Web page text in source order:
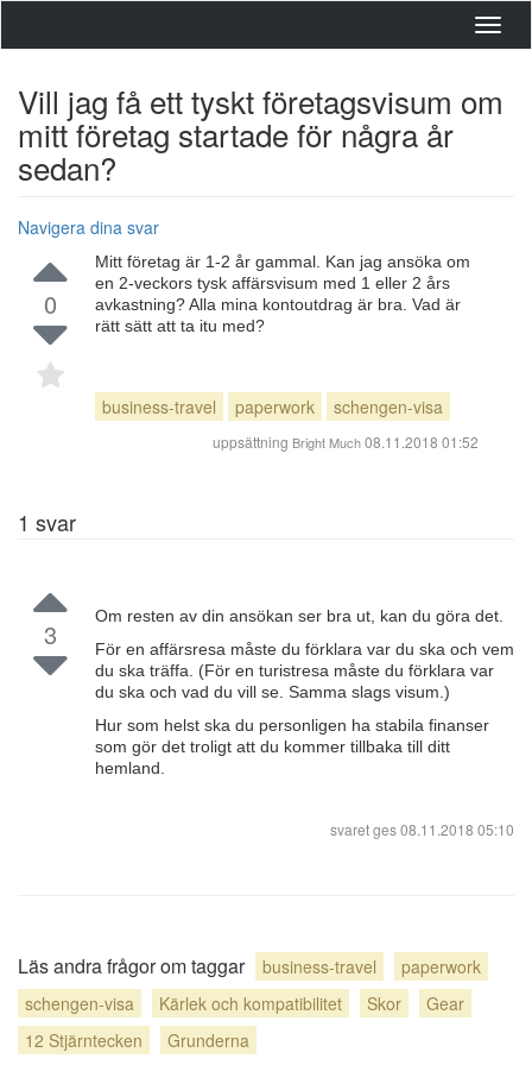
Vill jag få ett tyskt företagsvisum om
mitt företag startade för några år
sedan?
Navigera dina svar
0
Mitt företag är 1-2 år gammal. Kan jag ansöka om
en 2-veckors tysk affärsvisum med 1 eller 2 års
avkastning? Alla mina kontoutdrag är bra. Vad är
rätt sätt att ta itu med?
business-travel paperwork schengen-visa
uppsättning Bright Much08.11.2018 01:52
1 svar
3
Om resten av din ansökan ser bra ut, kan du göra det.
För en affärsresa måste du förklara var du ska och vem
du ska träffa. (För en turistresa måste du förklara var
du ska och vad du vill se. Samma slags visum.)
Hur som helst ska du personligen ha stabila finanser
som gör det troligt att du kommer tillbaka till ditt
hemland.
svaret ges08.11.2018 05:10
Läs andra frågor om taggar business-travel
paperwork
schengen-visa
Kärlek och kompatibilitet Skor
Gear
12 Stjärntecken
Grunderna